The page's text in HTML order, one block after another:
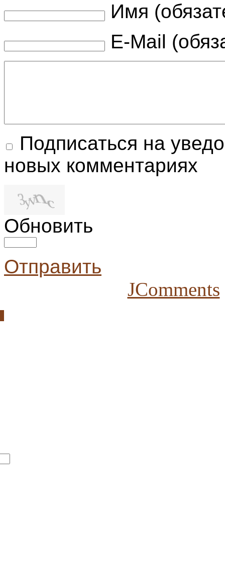
Имя
E-Mail
Подписаться на
новых комментариях
Обновить
Отправить
JComments